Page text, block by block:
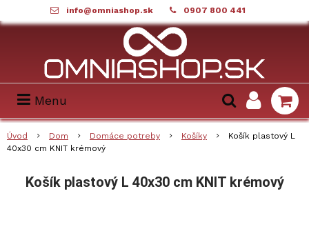
info@omniashop.sk 0907 800 441
Menu
Úvod Dom Domáce potreby Košíky
Košík plastový L
40x30 cm KNIT krémový
Košík plastový L 40x30 cm KNIT krémový